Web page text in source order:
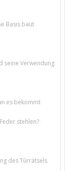
Basis baut
seine Verwendung
es bekommt
stehlen?
des Türrätsels